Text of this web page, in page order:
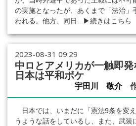
の実施となったが、あくまで「法治」
われる。他方、同日...
▶続きはこちら
2023-08-31 09:29
中ロとアメリカが一触即
日本は平和ボケ
宇田川 敬介作
日本では、いまだに「憲法9条を変
うような話をしているし、また、武装